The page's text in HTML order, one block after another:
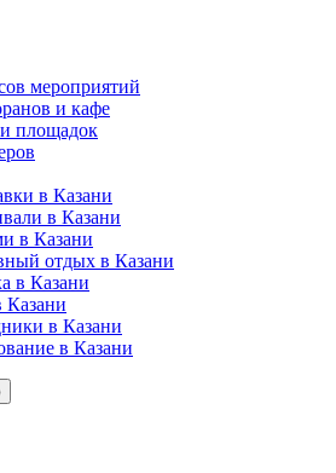
мероприятий
и кафе
площадок
в Казани
в Казани
в Казани
отдых в Казани
в Казани
Казани
в Казани
в Казани